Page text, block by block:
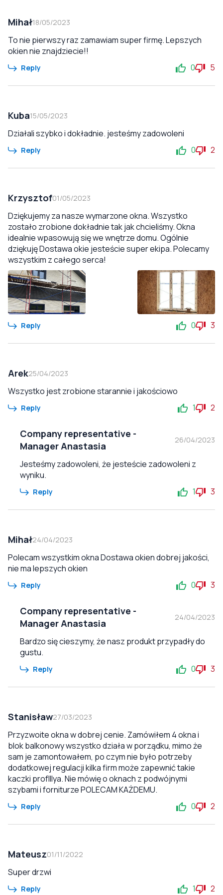
Mihał18/05/2023
To nie pierwszy raz zamawiam super firmę. Lepszych
okien nie znajdziecie!!
Reply 0 5
Kuba15/05/2023
Działali szybko i dokładnie. jesteśmy zadowoleni
Reply 0 2
Krzysztof01/05/2023
Dziękujemy za nasze wymarzone okna. Wszystko
zostało zrobione dokładnie tak jak chcieliśmy. Okna
idealnie wpasowują się we wnętrze domu. Ogólnie
dziękuję Dostawa okie jesteście super ekipa. Polecamy
wszystkim z całego serca!
Reply 0 3
Arek25/04/2023
Wszystko jest zrobione starannie i jakościowo
Reply 1 2
Company representative -
Manager Anastasia
26/04/2023
Jesteśmy zadowoleni, że jesteście zadowoleni z
wyniku.
Reply 1 3
Mihał24/04/2023
Polecam wszystkim okna Dostawa okien dobrej jakości,
nie ma lepszych okien
Reply 0 3
Company representative -
Manager Anastasia
24/04/2023
Bardzo się cieszymy, że nasz produkt przypadły do
gustu.
Reply 0 3
Stanisław27/03/2023
Przyzwoite okna w dobrej cenie. Zamówiłem 4 okna i
blok balkonowy wszystko działa w porządku, mimo że
sam je zamontowałem, po czym nie było potrzeby
dodatkowej regulacji kilka firm może zapewnić takie
kaczki profIllya. Nie mówię o oknach z podwójnymi
szybami i forniturze POLECAM KAŻDEMU.
Reply 0 2
Mateusz01/11/2022
Super drzwi
Reply 1 2